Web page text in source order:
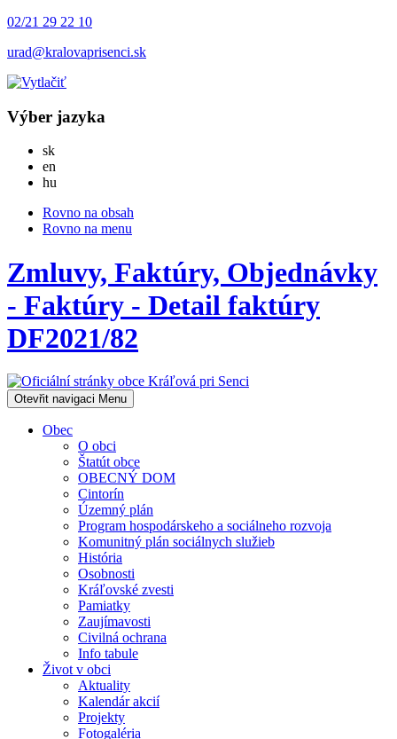
02/21 29 22 10
urad@kralovaprisenci.sk
Výber jazyka
skSlovensky
en
hu
Rovno na obsah
Rovno na menu
Zmluvy, Faktúry, Objednávky
- Faktúry - Detail faktúry
DF2021/82
Otevřit navigaci Menu
Obec
O obci
Štatút obce
OBECNÝ DOM
Cintorín
Územný plán
Program hospodárskeho a sociálneho rozvoja
Komunitný plán sociálnych služieb
História
Osobnosti
Kráľovské zvesti
Pamiatky
Zaujímavosti
Civilná ochrana
Info tabule
Život v obci
Aktuality
Kalendár akcií
Projekty
Fotogaléria